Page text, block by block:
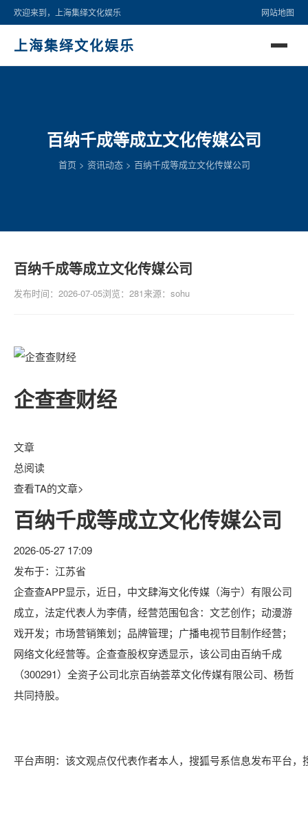
欢迎来到，上海集绎文化娱乐 网站地图
上海集绎文化娱乐
百纳千成等成立文化传媒公司
首页 > 资讯动态> 百纳千成等成立文化传媒公司
百纳千成等成立文化传媒公司
发布时间：2026-07-05浏览：281来源：sohu
企查查财经
文章
总阅读
查看TA的文章>
百纳千成等成立文化传媒公司
2026-05-27 17:09
发布于： 江苏省
企查查APP显示，近日，中文肆海文化传媒（海宁）有限公司
成立，法定代表人为李倩，经营范围包含：文艺创作；动漫游
戏开发；市场营销策划；品牌管理；广播电视节目制作经营；
网络文化经营等。企查查股权穿透显示，该公司由百纳千成
（300291）全资子公司北京百纳荟萃文化传媒有限公司、杨哲
共同持股。
平台声明：该文观点仅代表作者本人，搜狐号系信息发布平台